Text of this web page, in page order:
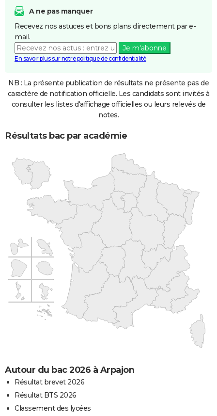
A ne pas manquer
Recevez nos astuces et bons plans directement par e-
mail.
Je m'abonne
En savoir plus sur notre politique de confidentialité
NB : La présente publication de résultats ne présente pas de
caractère de notification officielle. Les candidats sont invités à
consulter les listes d'affichage officielles ou leurs relevés de
notes.
Résultats bac par académie
Autour du bac 2026 à Arpajon
Résultat brevet 2026
Résultat BTS 2026
Classement des lycées